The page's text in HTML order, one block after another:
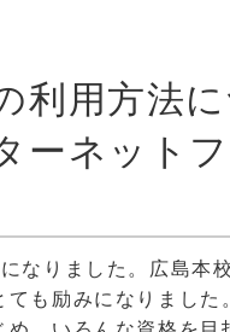
利用方法
ーネット
なりました。広島本
も励みになりまし